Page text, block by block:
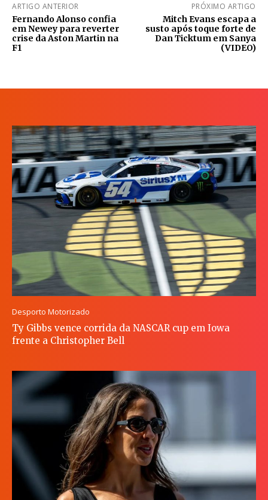
ARTIGO ANTERIOR
Fernando Alonso confia
em Newey para reverter
crise da Aston Martin na
F1
PRÓXIMO ARTIGO
Mitch Evans escapa a
susto após toque forte de
Dan Ticktum em Sanya
(VIDEO)
Desporto Motorizado
Ty Gibbs vence corrida da NASCAR cup em Iowa
frente a Christopher Bell